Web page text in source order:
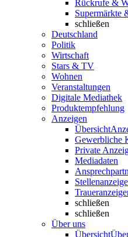
Rückrufe &
Supermärkte
schließen
Deutschland
Politik
Wirtschaft
Stars & TV
Wohnen
Veranstaltungen
Digitale Mediathek
Produktempfehlung
Anzeigen
Übersicht
Gewerbliche
Private
Mediadaten
schließen
schließen
Über uns
Übersicht